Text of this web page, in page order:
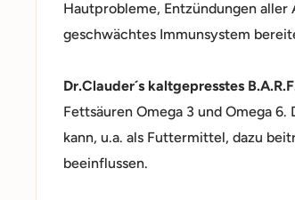
Hautprobleme, Entzündungen
geschwächtes Immunsystem
Dr.Clauder´s kaltgepresstes
Fettsäuren Omega 3 und Omega
kann, u.a. als Futtermittel, dazu
beeinflussen.